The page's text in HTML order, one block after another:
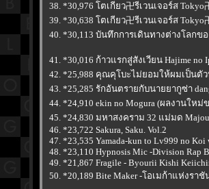
38. *30,976 โตเกียว卍รีเวนเจอร์ส Tokyo
39. *30,638 โตเกียว卍รีเวนเจอร์ส Tokyo
40. *30,113 บันทึกการเดินทางต่างโลกของ
41. *30,016 ก้าวแรกสู่สังเวียน Hajime no
42. *25,988 คุณคุโบะไม่ยอมให้ผมเป็นตัวป
43. *25,285 รักอันตรายกับนายยากูซ่า
44. *24,910 ekin no Mogura (ผลงานให
45. *24,830 มหาสงคราม 32 แม่มด Majou
46. *23,722 Sakura, Saku. Vol.2
47. *23,535 Yamada-kun to Lv999 no Koi
48. *23,110 Hypnosis Mic -Division Rap
49. *21,867 Fragile - Byourii Kishi
50. *20,189 Bite Maker -โอเมก้าแห่งราชั